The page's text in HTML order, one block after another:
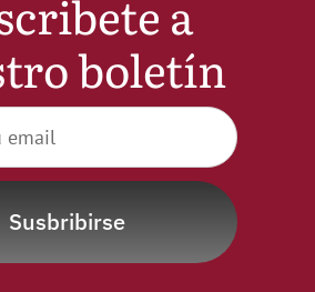
a
boletín
Susbribirse